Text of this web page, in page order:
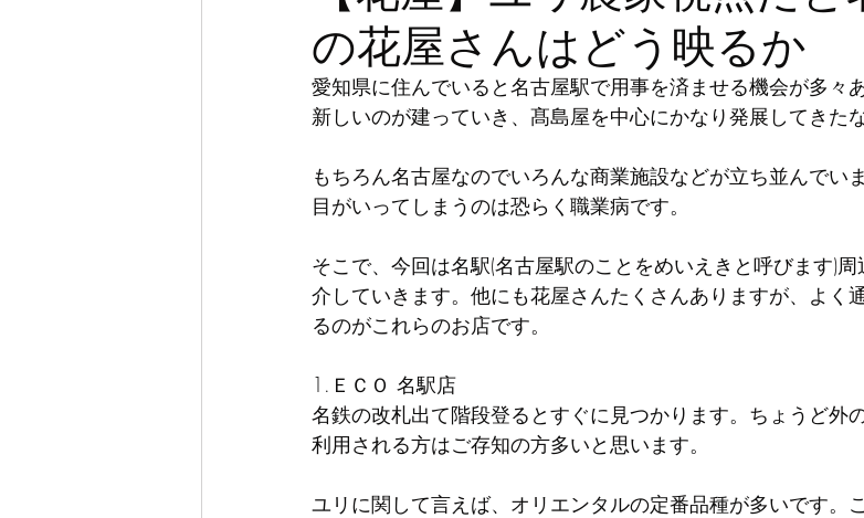
の花屋さんはどう映るか
愛知県に住んでいると名古屋駅で用事を済ませる機会が多々
新しいのが建っていき、髙島屋を中心にかなり発展してきた
もちろん名古屋なのでいろんな商業施設などが立ち並んでい
目がいってしまうのは恐らく職業病です。
そこで、今回は名駅(名古屋駅のことをめいえきと呼びます)
介していきます。他にも花屋さんたくさんありますが、よく
るのがこれらのお店です。
1.ＥＣＯ 名駅店
名鉄の改札出て階段登るとすぐに見つかります。ちょうど外
利用される方はご存知の方多いと思います。
ユリに関して言えば、オリエンタルの定番品種が多いです。